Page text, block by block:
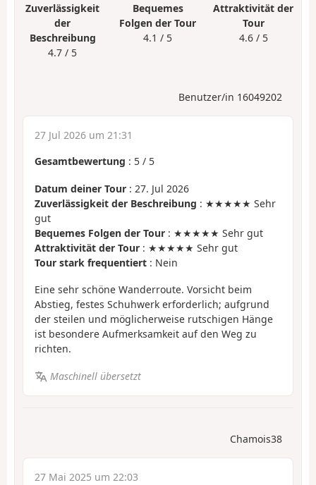
Zuverlässigkeit
der
Beschreibung
4.7 / 5
Bequemes
Folgen der Tour
4.1 / 5
Attraktivität der
Tour
4.6 / 5
Benutzer/in 16049202
27 Jul 2026 um 21:31
Gesamtbewertung : 5 / 5
Datum deiner Tour : 27. Jul 2026
Zuverlässigkeit der Beschreibung : ★★★★★ Sehr
gut
Bequemes Folgen der Tour : ★★★★★ Sehr gut
Attraktivität der Tour : ★★★★★ Sehr gut
Tour stark frequentiert : Nein
Eine sehr schöne Wanderroute. Vorsicht beim
Abstieg, festes Schuhwerk erforderlich; aufgrund
der steilen und möglicherweise rutschigen Hänge
ist besondere Aufmerksamkeit auf den Weg zu
richten.
Maschinell übersetzt
Chamois38
27 Mai 2025 um 22:03